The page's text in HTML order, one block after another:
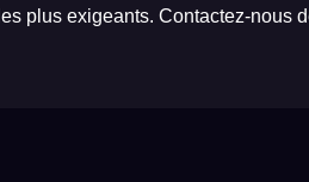
les plus exigeants. Contactez-nous